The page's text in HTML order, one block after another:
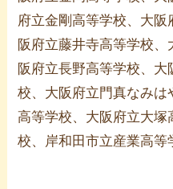
府立金剛高等学校、大
阪府立藤井寺高等学校
阪府立長野高等学校、
校、大阪府立門真なみ
高等学校、大阪府立大
校、岸和田市立産業高等